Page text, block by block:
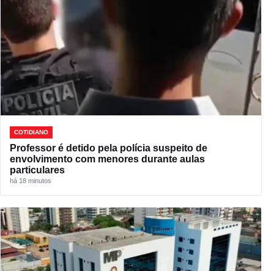
COTIDIANO
Professor é detido pela polícia suspeito de
envolvimento com menores durante aulas
particulares
há 18 minutos